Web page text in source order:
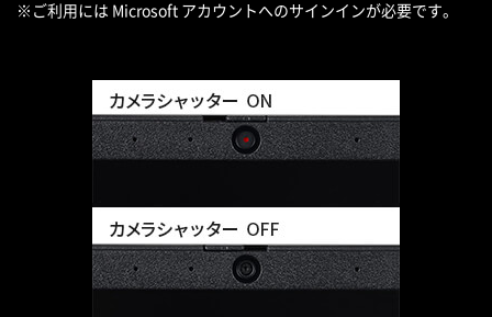
※ご利用には Microsoft アカウントへのサインインが必要です。